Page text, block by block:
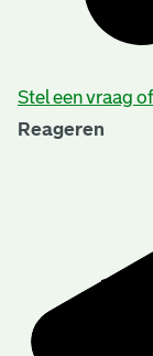
Stel een vraag
Reageren